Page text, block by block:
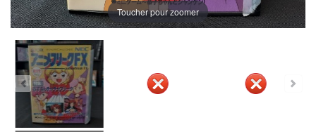
Toucher pour zoomer